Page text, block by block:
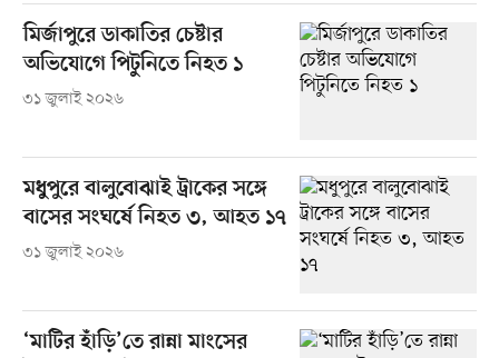
মির্জাপুরে ডাকাতির চেষ্টার
অভিযোগে পিটুনিতে নিহত ১
৩১ জুলাই ২০২৬
মধুপুরে বালুবোঝাই ট্রাকের সঙ্গে
বাসের সংঘর্ষে নিহত ৩, আহত ১৭
৩১ জুলাই ২০২৬
‘মাটির হাঁড়ি’তে রান্না মাংসের